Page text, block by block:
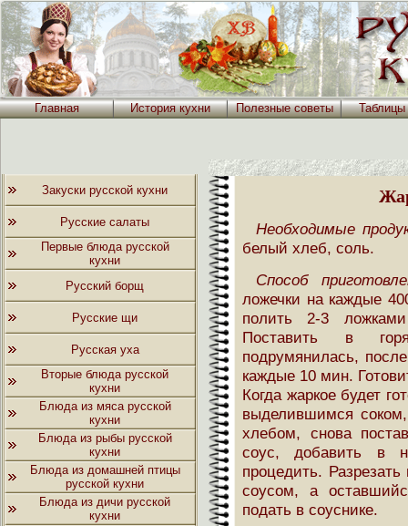
Главная История кухни Полезные советы
Закуски русской кухни
Русские салаты
Первые блюда русской
кухни
Русский борщ
Русские щи
Русская уха
Вторые блюда русской
кухни
Блюда из мяса русской
кухни
Блюда из рыбы русской
кухни
Блюда из домашней птицы
русской кухни
Блюда из дичи русской
кухни
Необходимые
белый хлеб, соль.
Способ
ложечки на каждые
полить 2-3
Поставить в
подрумянилась,
каждые 10 мин.
Когда жаркое будет
выделившимся
хлебом, снова
соус, добавить в
процедить.
соусом, а
подать в соуснике.